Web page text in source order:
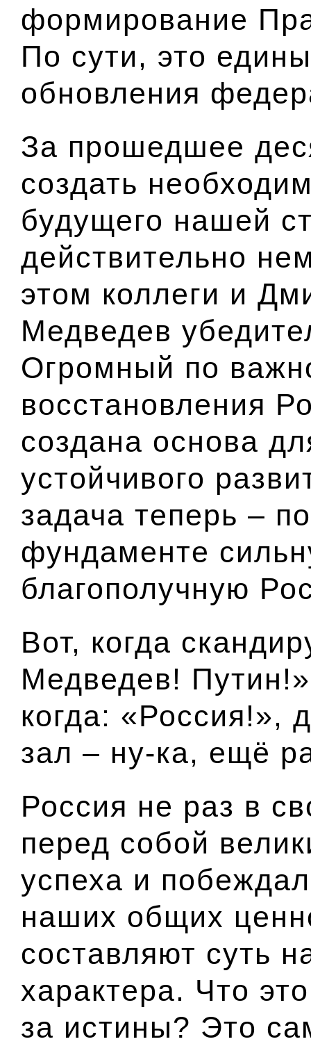
формирование
По сути, это
обновления
За прошедшее
создать
будущего нашей
действительно
этом коллеги и
Медведев
Огромный по
восстановления
создана основа
устойчивого
задача теперь –
фундаменте
благополучную
Вот, когда
Медведев!
когда: «Россия!»,
зал – ну-ка, ещё
Россия не раз в
перед собой
успеха и
наших общих
составляют суть
характера. Что
за истины? Это